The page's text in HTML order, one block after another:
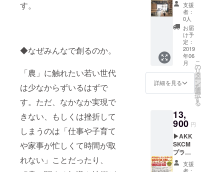
す。
◆なぜみんなで創るのか。
「農」に触れたい若い世代
は少なからずいるはずで
す。ただ、なかなか実現で
きない、もしくは挫折して
しまうのは「仕事や子育て
や家事が忙しくて時間が取
れない」ことだったり、
含まれ
ます。
※コミュ
ニティ
農園で
栽培し
ている
農産物
につい
ては応
相談。
中に
は、道
具の利
用、肥
料や種
苗・農
業資
材、収
穫物の
シェ
格参加
権、コ
ミュニ
ティ農
園敷地
の利用
などが
含まれ
お礼
メール
◀ 佐久
市中込
TELT。
コミュ
ニティ
スペー
スを1日
貸し切
りイベ
ントが
権利で
す。お
いしい
コー
ヒーに
本、そ
して、
センス
支援
者：
0人
お届
け予
定：
2019
年06
月
詳細を見る
こ
の
リ
タ
ー
ン
を
選
択
す
る
13,
900 円
▶AKK
SKCM
プラ
ン・ス
タート
支援
者：